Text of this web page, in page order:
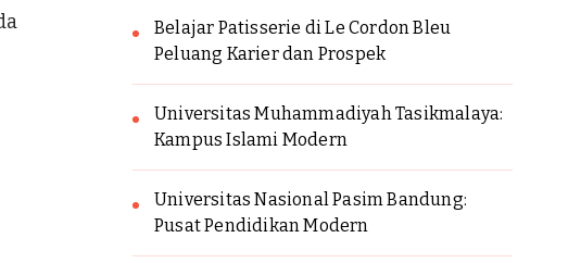
Belajar Patisserie di Le Cordon Bleu
Peluang Karier dan Prospek
Universitas Muhammadiyah Tasikmalaya:
Kampus Islami Modern
Universitas Nasional Pasim Bandung:
Pusat Pendidikan Modern